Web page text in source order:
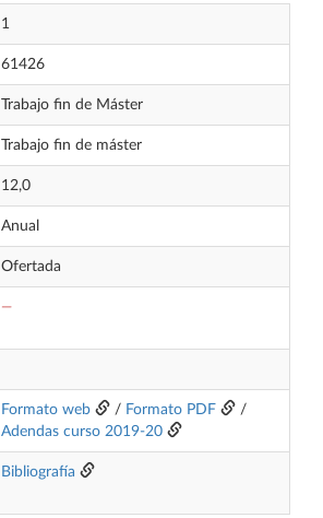
1
61426
Trabajo fin de Máster
Trabajo fin de máster
12,0
Anual
Ofertada
—
Formato web / Formato PDF
/
Adendas curso 2019-20
Bibliografía